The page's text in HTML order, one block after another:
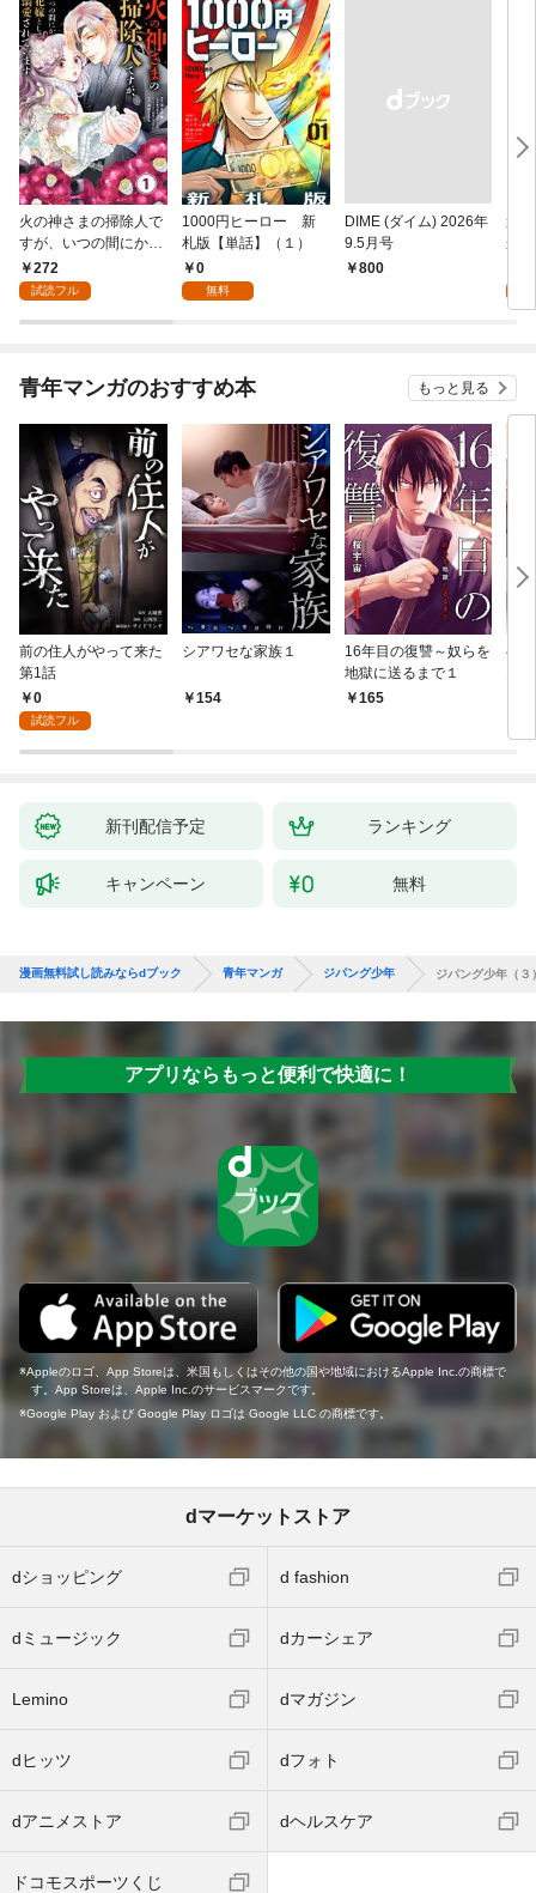
火の神さまの掃除人で
すが、いつの間にか花
嫁として溺愛されてい
ます【単話】（１）
272
試読フル
1000円ヒーロー 新
札版【単話】（１）
0
無料
DIME (ダイム) 2026年
9.5月号
￥800
追
か
れ
（
青年マンガのおすすめ本 もっと見る
前の住人がやって来た
第1話
0
試読フル
シアワセな家族１
154
16年目の復讐～奴らを
地獄に送るまで１
165
ベ
新刊配信予定 ランキング
キャンペーン 無料
漫画無料試し読みならdブック 青年マンガ ジパング少年 ジパング少年（３
アプリならもっと便利で快適に！
Appleのロゴ、App Storeは、米国もしくはその他の国や地域におけるApple Inc.の商標で
す。App Storeは、Apple Inc.のサービスマークです。
Google Play および Google Play ロゴは Google LLC の商標です。
dマーケットストア
dショッピング d fashion
dミュージック dカーシェア
Lemino dマガジン
dヒッツ dフォト
dアニメストア dヘルスケア
ドコモスポーツくじ